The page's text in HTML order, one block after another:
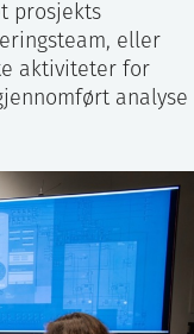
prosjekts
eller
aktiviteter for
analyse